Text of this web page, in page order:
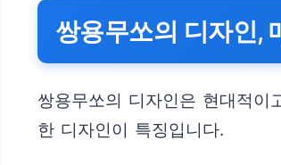
쌍용무쏘의 디자인,
쌍용무쏘의 디자인은 현대적
한 디자인이 특징입니다.